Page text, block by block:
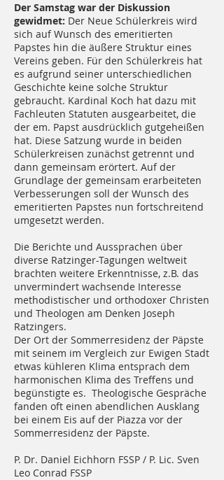
Der Samstag war der Diskussion
gewidmet: Der Neue Schülerkreis wird
sich auf Wunsch des emeritierten
Papstes hin die äußere Struktur eines
Vereins geben. Für den Schülerkreis hat
es aufgrund seiner unterschiedlichen
Geschichte keine solche Struktur
gebraucht. Kardinal Koch hat dazu mit
Fachleuten Statuten ausgearbeitet, die
der em. Papst ausdrücklich gutgeheißen
hat. Diese Satzung wurde in beiden
Schülerkreisen zunächst getrennt und
dann gemeinsam erörtert. Auf der
Grundlage der gemeinsam erarbeiteten
Verbesserungen soll der Wunsch des
emeritierten Papstes nun fortschreitend
umgesetzt werden.
Die Berichte und Aussprachen über
diverse Ratzinger-Tagungen weltweit
brachten weitere Erkenntnisse, z.B. das
unvermindert wachsende Interesse
methodistischer und orthodoxer Christen
und Theologen am Denken Joseph
Ratzingers.
Der Ort der Sommerresidenz der Päpste
mit seinem im Vergleich zur Ewigen Stadt
etwas kühleren Klima entsprach dem
harmonischen Klima des Treffens und
begünstigte es. Theologische Gespräche
fanden oft einen abendlichen Ausklang
bei einem Eis auf der Piazza vor der
Sommerresidenz der Päpste.
P. Dr. Daniel Eichhorn FSSP / P. Lic. Sven
Leo Conrad FSSP